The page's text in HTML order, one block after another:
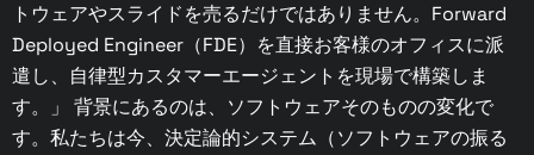
トウェアやスライドを売るだけではありません。Forward
Deployed Engineer（FDE）を直接お客様のオフィスに派
遣し、自律型カスタマーエージェントを現場で構築しま
す。」 背景にあるのは、ソフトウェアそのものの変化で
す。私たちは今、決定論的システム（ソフトウェアの振る